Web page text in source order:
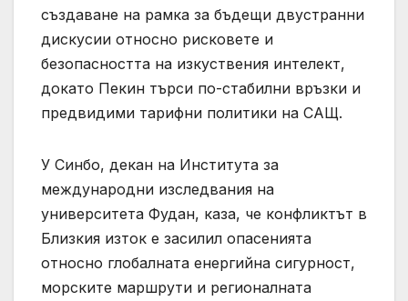
създаване на рамка за бъдещи двустранни
дискусии относно рисковете и
безопасността на изкуствения интелект,
докато Пекин търси по-стабилни връзки и
предвидими тарифни политики на САЩ.
У Синбо, декан на Института за
международни изследвания на
университета Фудан, каза, че конфликтът в
Близкия изток е засилил опасенията
относно глобалната енергийна сигурност,
морските маршрути и регионалната